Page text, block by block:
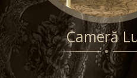
Cameră